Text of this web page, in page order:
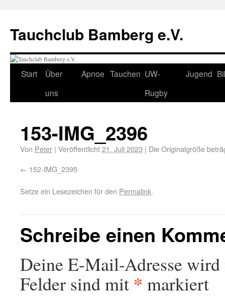
Tauchclub Bamberg e.V.
Start
Über
uns
Apnoe Tauchen UW-
Rugby
Jugend
153-IMG_2396
Von Peter | Veröffentlicht21. Juli 2023 | Die Originalgröße
152-IMG_2395
Setze ein Lesezeichen für den Permalink.
Schreibe einen
Deine E-Mail-Adresse
Felder sind mit * markiert